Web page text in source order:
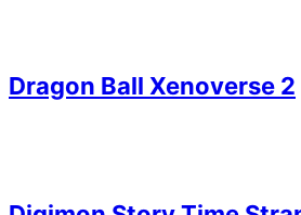
Dragon Ball Xenoverse 2